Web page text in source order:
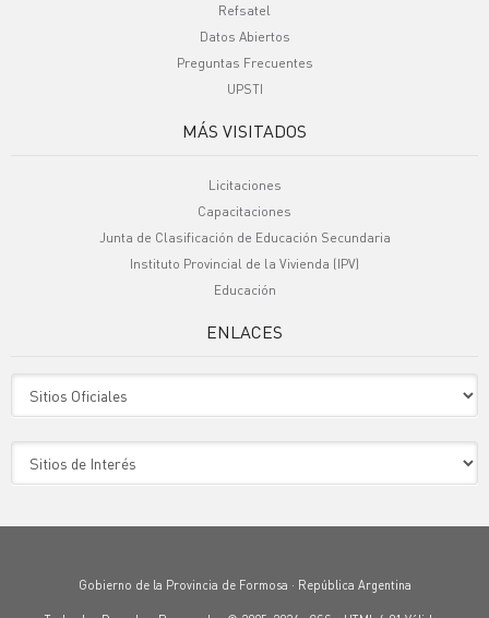
Refsatel
Datos Abiertos
Preguntas Frecuentes
UPSTI
MÁS VISITADOS
Licitaciones
Capacitaciones
Junta de Clasificación de Educación Secundaria
Instituto Provincial de la Vivienda (IPV)
Educación
ENLACES
Gobierno de la Provincia de Formosa · República Argentina